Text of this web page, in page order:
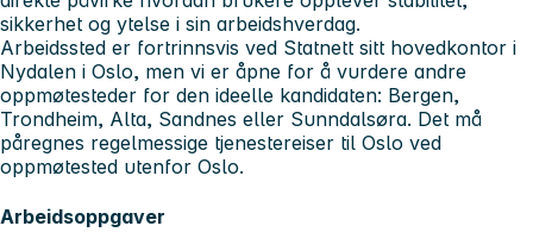
sikkerhet og ytelse i sin arbeidshverdag.
Arbeidssted er fortrinnsvis ved Statnett sitt hovedkontor i
Nydalen i Oslo, men vi er åpne for å vurdere andre
oppmøtesteder for den ideelle kandidaten: Bergen,
Trondheim, Alta, Sandnes eller Sunndalsøra. Det må
påregnes regelmessige tjenestereiser til Oslo ved
oppmøtested utenfor Oslo.
Arbeidsoppgaver